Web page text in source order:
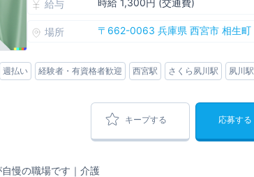
給与 時給 1,300円 (交通費)
場所 〒662-0063 兵庫県 西宮市 相生町
週払い 経験者・有資格者歓迎 西宮駅 さくら夙川駅 夙川駅
キープする 応募する
慢の職場です｜介護